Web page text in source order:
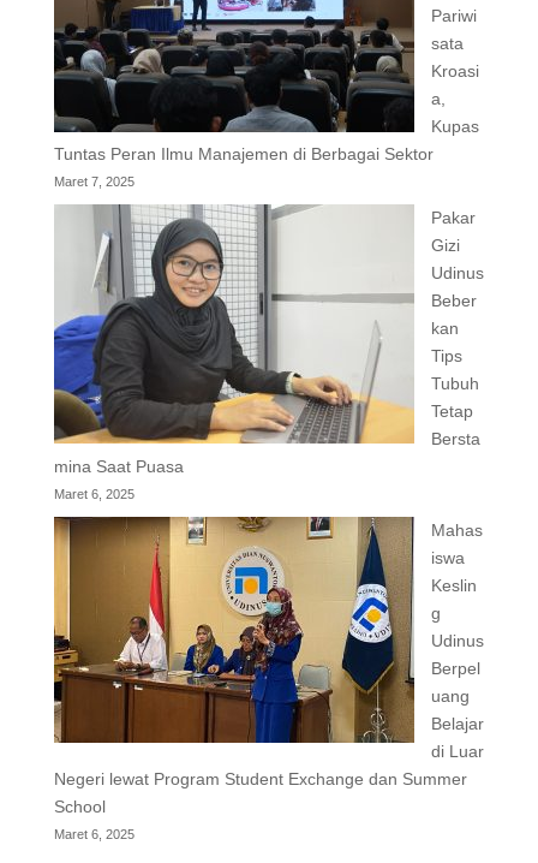
Pariwi
sata
Kroasi
a,
Kupas
Tuntas Peran Ilmu Manajemen di Berbagai Sektor
Maret 7, 2025
Pakar
Gizi
Udinus
Beber
kan
Tips
Tubuh
Tetap
Bersta
mina Saat Puasa
Maret 6, 2025
Mahas
iswa
Keslin
g
Udinus
Berpel
uang
Belajar
di Luar
Negeri lewat Program Student Exchange dan Summer
School
Maret 6, 2025